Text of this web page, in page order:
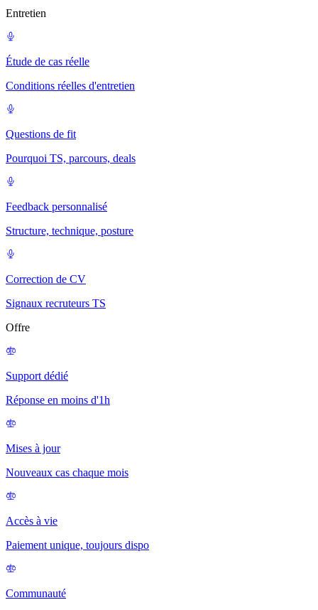
Entretien
Étude de cas réelle
Conditions réelles d'entretien
Questions de fit
Pourquoi TS, parcours, deals
Feedback personnalisé
Structure, technique, posture
Correction de CV
Signaux recruteurs TS
Offre
Support dédié
Réponse en moins d'1h
Mises à jour
Nouveaux cas chaque mois
Accès à vie
Paiement unique, toujours dispo
Communauté